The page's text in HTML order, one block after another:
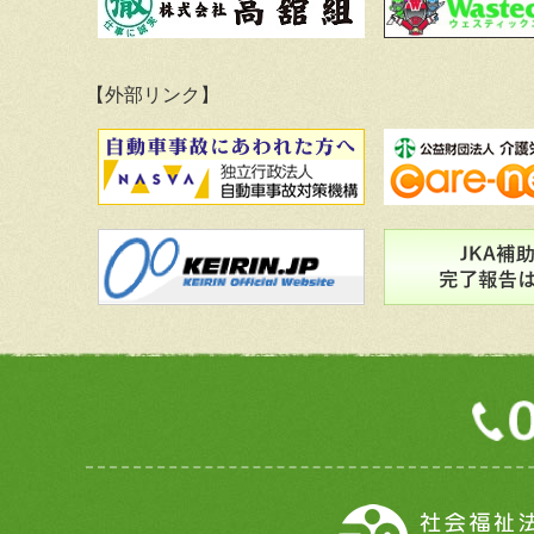
【外部リンク】